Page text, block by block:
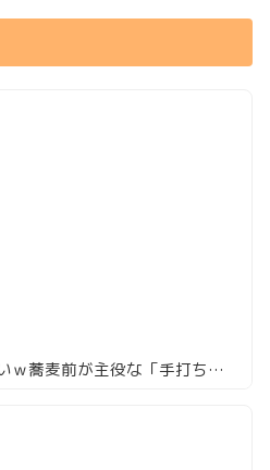
蕎麦に辿り着くまでが凄いｗ蕎麦前が主役な「手打ち蕎麦 汐見」